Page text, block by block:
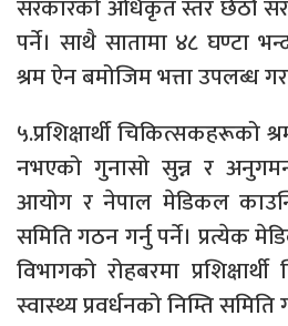
सरकारको अधिकृत स्तर छैठौँ
पर्ने। साथै सातामा ४८ घण्टा
श्रम ऐन बमोजिम भत्ता उपलब्ध
५.प्रशिक्षार्थी चिकित्सकहरूको
नभएको गुनासो सुन्न र अनुगमन
आयोग र नेपाल मेडिकल
समिति गठन गर्नु पर्ने। प्रत्येक
विभागको रोहबरमा
स्वास्थ्य प्रवर्धनको निम्ति समिति